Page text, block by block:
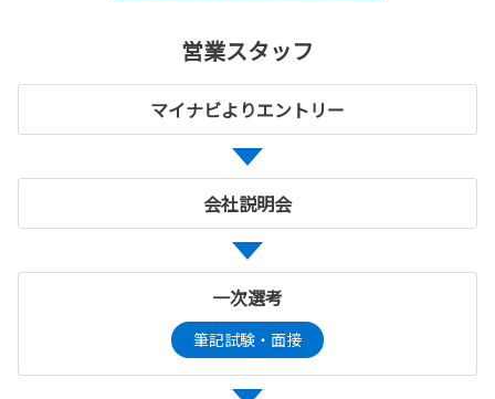
営業スタッフ
マイナビよりエントリー
会社説明会
一次選考
筆記試験・面接